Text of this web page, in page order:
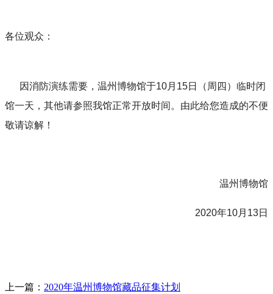
各位观众：
因消防演练需要，温州博物馆于10月15日（周四）临时闭
馆一天，其他请参照我馆正常开放时间。由此给您造成的不便
敬请谅解！
温州博物馆
2020年10月13日
上一篇： 2020年温州博物馆藏品征集计划